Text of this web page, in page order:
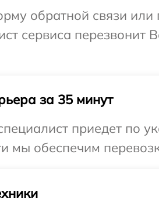
обратной связи или
сервиса перезвонит
за 35 минут
приедет по
мы обеспечим